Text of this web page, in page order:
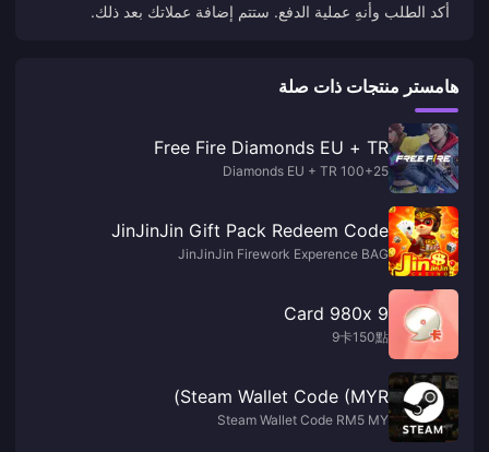
أكد الطلب وأنهِ عملية الدفع. ستتم إضافة عملاتك بعد ذلك.
هامستر منتجات ذات صلة
Free Fire Diamonds EU + TR
100+25 Diamonds EU + TR
JinJinJin Gift Pack Redeem Code
JinJinJin Firework Experence BAG
9 Card 980x
9卡150點
Steam Wallet Code (MYR)
Steam Wallet Code RM5 MY